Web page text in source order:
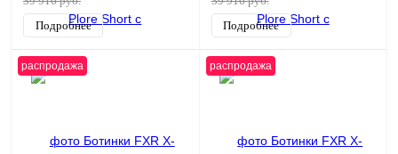
Подробнее
Подробнее
распродажа распродажа